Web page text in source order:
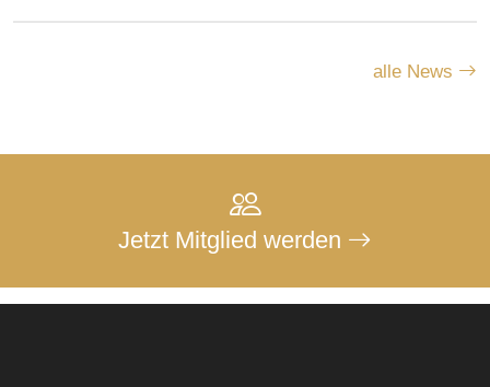
alle News
Jetzt Mitglied werden